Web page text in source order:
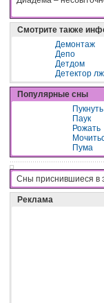
Смотрите также
Демонтаж
Депо
Детдом
Детектор
Популярные сны
Пукнуть
Паук
Рожать
Пума
Сны приснившиеся в
Реклама